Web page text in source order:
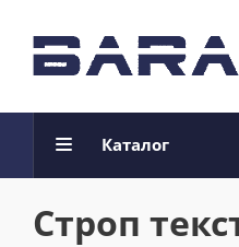
Каталог
Строп